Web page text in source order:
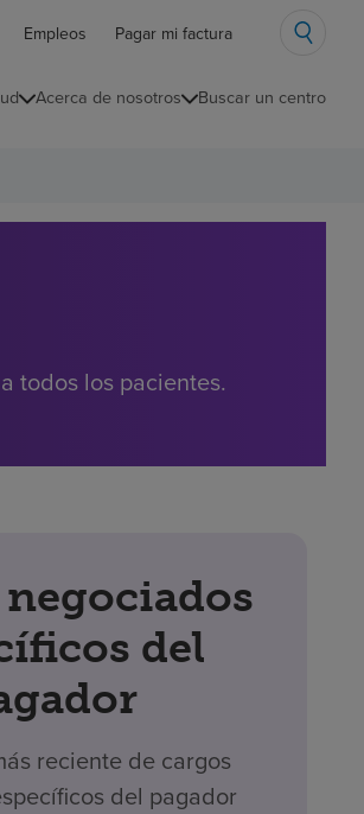
Empleos Pagar mi factura
Acerca de nosotros Buscar un centro
todos los pacientes.
del
reciente de cargos
del pagador